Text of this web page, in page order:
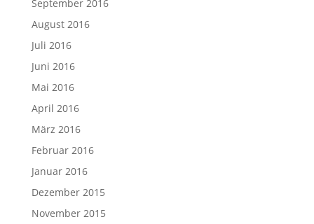
September 2016
August 2016
Juli 2016
Juni 2016
Mai 2016
April 2016
März 2016
Februar 2016
Januar 2016
Dezember 2015
November 2015